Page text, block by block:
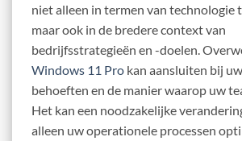
niet alleen in termen van technologie
maar ook in de bredere context van
bedrijfsstrategieën en -doelen.
Windows 11 Pro kan aansluiten bij
behoeften en de manier waarop uw
Het kan een noodzakelijke
alleen uw operationele processen